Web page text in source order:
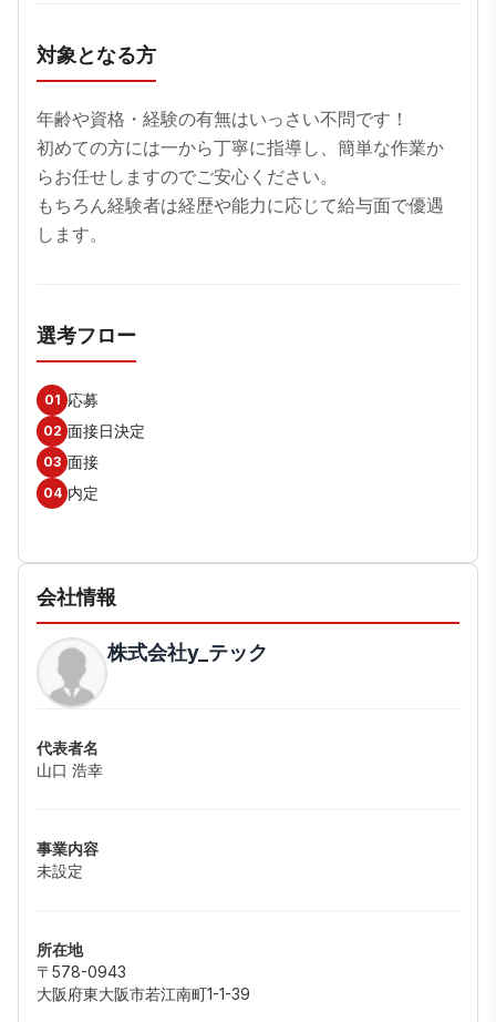
対象となる方
年齢や資格・経験の有無はいっさい不問です！
初めての方には一から丁寧に指導し、簡単な作業か
らお任せしますのでご安心ください。
もちろん経験者は経歴や能力に応じて給与面で優遇
します。
選考フロー
01 応募
02 面接日決定
03 面接
04 内定
会社情報
株式会社y_テック
代表者名
山口 浩幸
事業内容
未設定
所在地
〒578-0943
大阪府東大阪市若江南町1-1-39